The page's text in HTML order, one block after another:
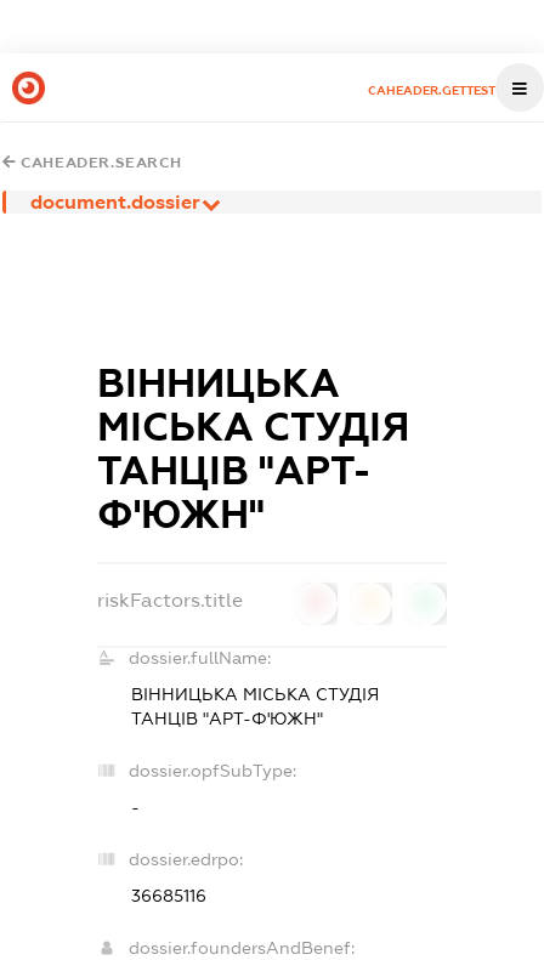
CAHEADER.GETTEST
CAHEADER.SEARCH
document.dossier
ВІННИЦЬКА
МІСЬКА СТУДІЯ
ТАНЦІВ "АРТ-
Ф'ЮЖН"
riskFactors.title
dossier.fullName:
ВІННИЦЬКА МІСЬКА СТУДІЯ
ТАНЦІВ "АРТ-Ф'ЮЖН"
dossier.opfSubType:
-
dossier.edrpo:
36685116
dossier.foundersAndBenef: